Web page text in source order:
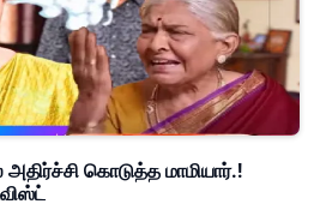
அதிர்ச்சி கொடுத்த மாமியார்.!